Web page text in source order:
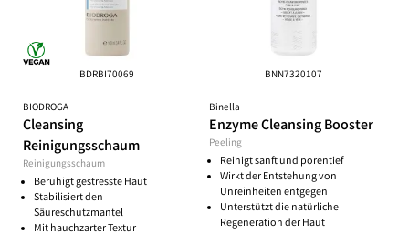
BDRBI70069
BIODROGA
Cleansing
Reinigungsschaum
Reinigungsschaum
Beruhigt gestresste Haut
Stabilisiert den
Säureschutzmantel
Mit hauchzarter Textur
BNN7320107
Binella
Enzyme Cleansing Booster
Peeling
Reinigt sanft und porentief
Wirkt der Entstehung von
Unreinheiten entgegen
Unterstützt die natürliche
Regeneration der Haut